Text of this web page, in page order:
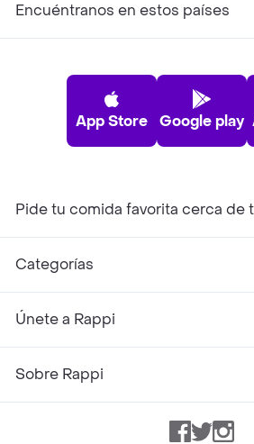
Encuéntranos en estos países
App Store Google play
Pide tu comida favorita cerca de
Categorías
Únete a Rappi
Sobre Rappi
Facebook
Twitter